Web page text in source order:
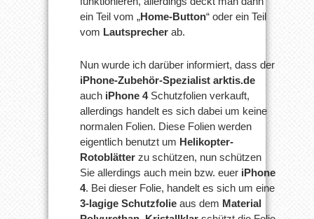
ein Teil vom „Home-Button“ oder ein Teil
vom Lautsprecher ab.
Nun wurde ich darüber informiert, dass der
iPhone-Zubehör-Spezialist arktis.de
auch iPhone 4Schutzfolien verkauft,
allerdings handelt es sich dabei um keine
normalen Folien. Diese Folien werden
eigentlich benutzt um Helikopter-
Rotoblätter zu schützen, nun schützen
Sie allerdings auch mein bzw. euer iPhone
4. Bei dieser Folie, handelt es sich um eine
3-lagige Schutzfolie aus dem Material